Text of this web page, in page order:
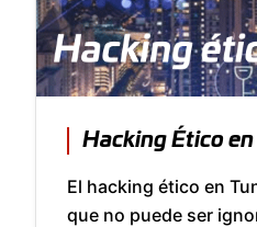
Hacking Ético en
El hacking ético en
que no puede ser